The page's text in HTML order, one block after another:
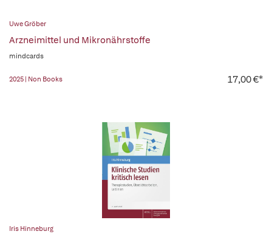
Uwe Gröber
Arzneimittel und Mikronährstoffe
mindcards
2025 | Non Books 17,00 €*
Iris Hinneburg